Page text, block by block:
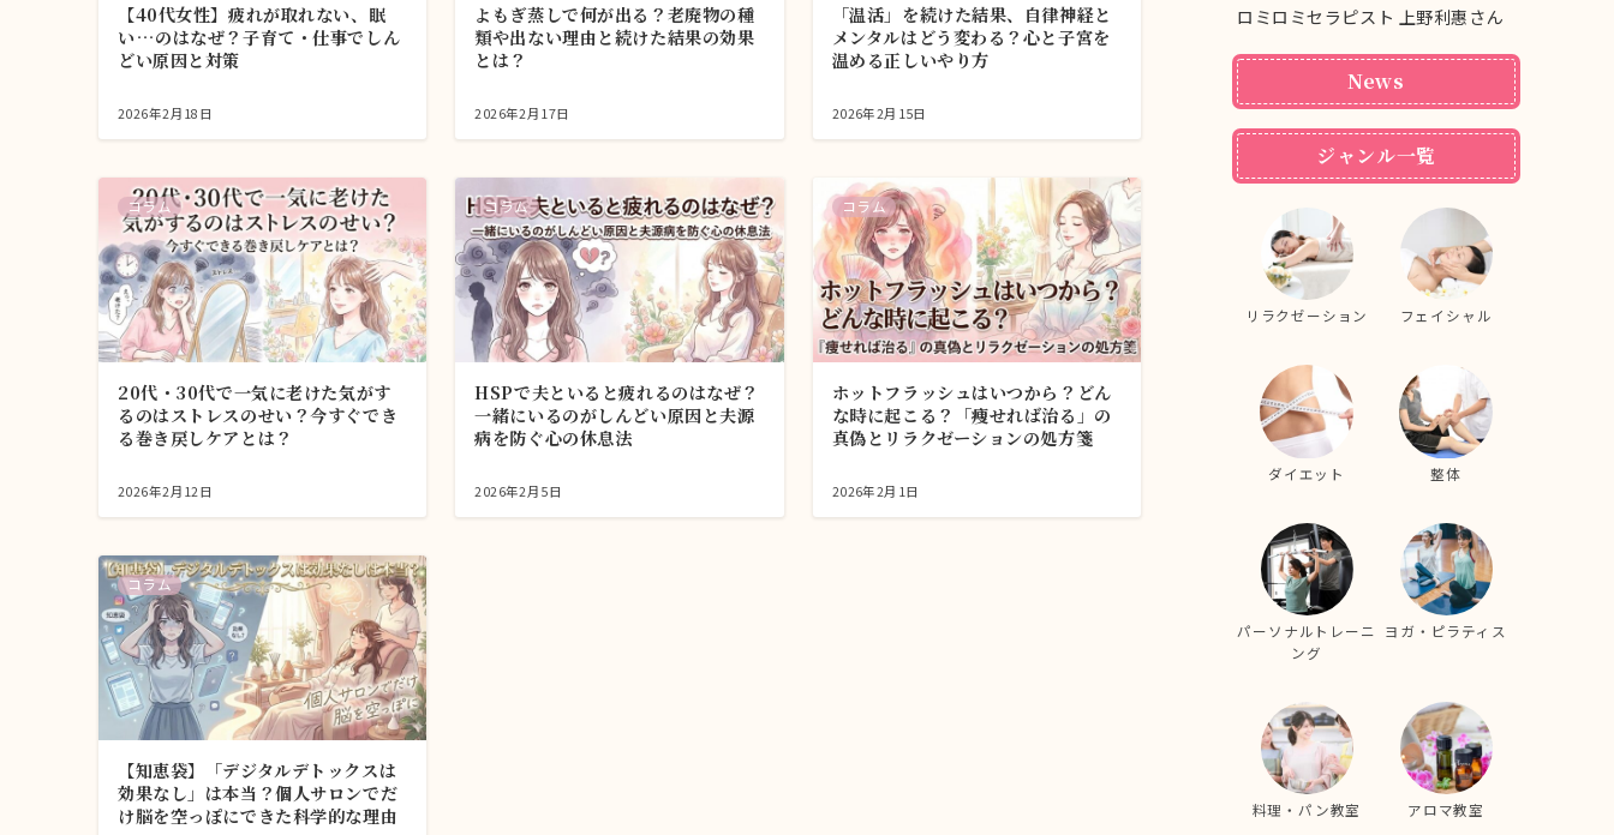
【40代女性】疲れが取れない、眠
い…のはなぜ？子育て・仕事でしん
どい原因と対策
2026年2月18日
よもぎ蒸しで何が出る？老廃物の種
類や出ない理由と続けた結果の効果
とは？
2026年2月17日
「温活」を続けた結果、自律神経と
メンタルはどう変わる？心と子宮を
温める正しいやり方
2026年2月15日
コラム
20代・30代で一気に老けた気がす
るのはストレスのせい？今すぐでき
る巻き戻しケアとは？
2026年2月12日
コラム
HSPで夫といると疲れるのはなぜ？
一緒にいるのがしんどい原因と夫源
病を防ぐ心の休息法
2026年2月5日
コラム
ホットフラッシュはいつから？どん
な時に起こる？「痩せれば治る」の
真偽とリラクゼーションの処方箋
2026年2月1日
コラム
【知恵袋】「デジタルデトックスは
効果なし」は本当？個人サロンでだ
け脳を空っぽにできた科学的な理由
ロミロミセラピスト 上野利惠さん
News
ジャンル一覧
リラクゼーション フェイシャル
ダイエット 整体
パーソナルトレーニ
ング
ヨガ・ピラティス
料理・パン教室 アロマ教室